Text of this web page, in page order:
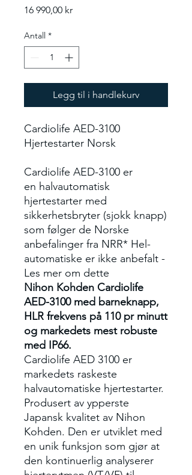
16 990,00 krPris
Antall *
Legg til i handlekurv
Cardiolife AED-3100
Hjertestarter Norsk
Cardiolife AED-3100 er
en halvautomatisk
hjertestarter med
sikkerhetsbryter (sjokk knapp)
som følger de Norske
anbefalinger fra NRR* Hel-
automatiske er ikke anbefalt -
Les mer om dette
Nihon Kohden Cardiolife
AED-3100 med barneknapp,
HLR frekvens på 110 pr minutt
og markedets mest robuste
med IP66.
Cardiolife AED 3100 er
markedets raskeste
halvautomatiske hjertestarter.
Produsert av ypperste
Japansk kvalitet av Nihon
Kohden. Den er utviklet med
en unik funksjon som gjør at
den kontinuerlig analyserer